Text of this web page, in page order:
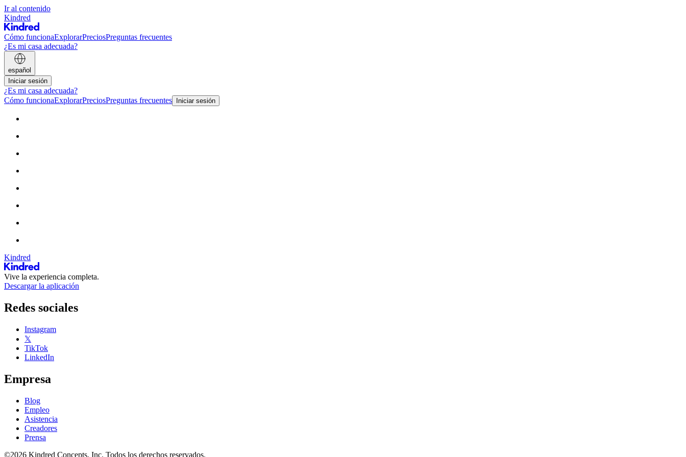
Ir al contenido
Kindred
Cómo funcionaExplorarPreciosPreguntas frecuentes
¿Es mi casa adecuada?
español
Iniciar sesión
¿Es mi casa adecuada?
Cómo funcionaExplorarPreciosPreguntas frecuentes Iniciar sesión
Kindred
Vive la experiencia completa.
Descargar la aplicación
Redes sociales
Instagram
𝕏
TikTok
LinkedIn
Empresa
Blog
Empleo
Asistencia
Creadores
Prensa
©2026 Kindred Concepts, Inc. Todos los derechos reservados.